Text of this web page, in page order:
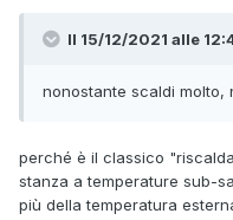
Il 15/12/2021 alle
nonostante scaldi molto,
perché è il classico
stanza a temperature sub-
più della temperatura